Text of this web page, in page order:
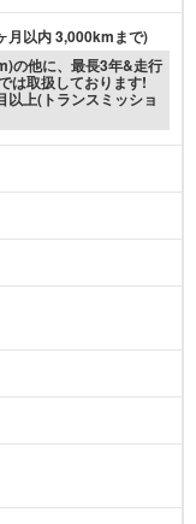
月以内 3,000kmまで)
の他に、最長3年&走行
は取扱しております!
上(トランスミッショ